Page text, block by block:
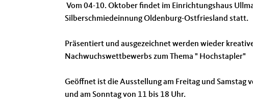
Vom 04-10. Oktober findet im Einrichtungshaus
Silberschmiedeinnung Oldenburg-Ostfriesland statt.
Präsentiert und ausgezeichnet werden wieder
Nachwuchswettbewerbs zum Thema " Hochstapler"
Geöffnet ist die Ausstellung am Freitag und Samstag
und am Sonntag von 11 bis 18 Uhr.